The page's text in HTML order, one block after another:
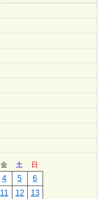
金 土 日
4 5
6
11 12
13